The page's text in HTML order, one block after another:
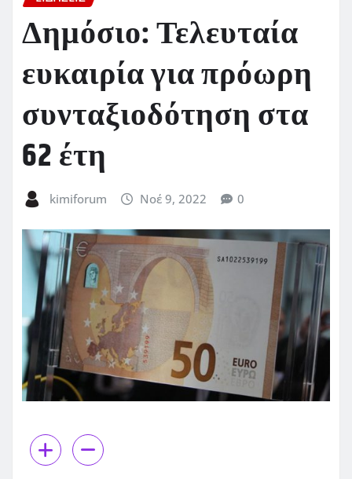
Δημόσιο: Τελευταία
ευκαιρία για πρόωρη
συνταξιοδότηση στα
62 έτη
kimiforum Νοέ 9, 2022 0